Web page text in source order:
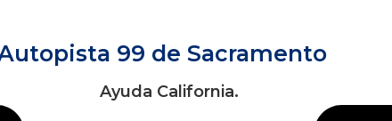
99 de Sacramento
Ayuda California.